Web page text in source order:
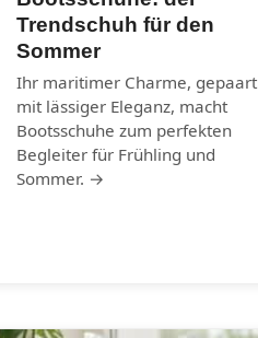
Trendschuh für den
Sommer
Ihr maritimer Charme, gepaart
mit lässiger Eleganz, macht
Bootsschuhe zum perfekten
Begleiter für Frühling und
Sommer. →